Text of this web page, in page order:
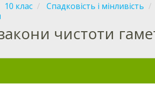
10 клас Спадковість і мінливість
чистоти